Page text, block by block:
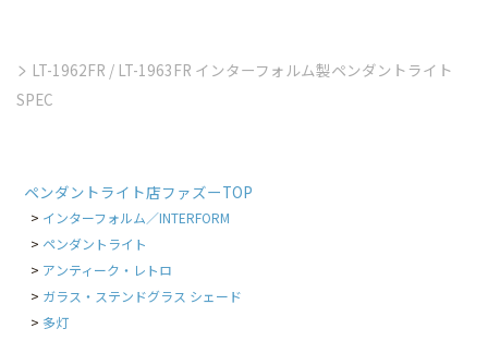
LT-1962FR / LT-1963FR インターフォルム製ペンダントライト
SPEC
ペンダントライト店ファズーTOP
インターフォルム／INTERFORM
ペンダントライト
アンティーク・レトロ
ガラス・ステンドグラス シェード
多灯